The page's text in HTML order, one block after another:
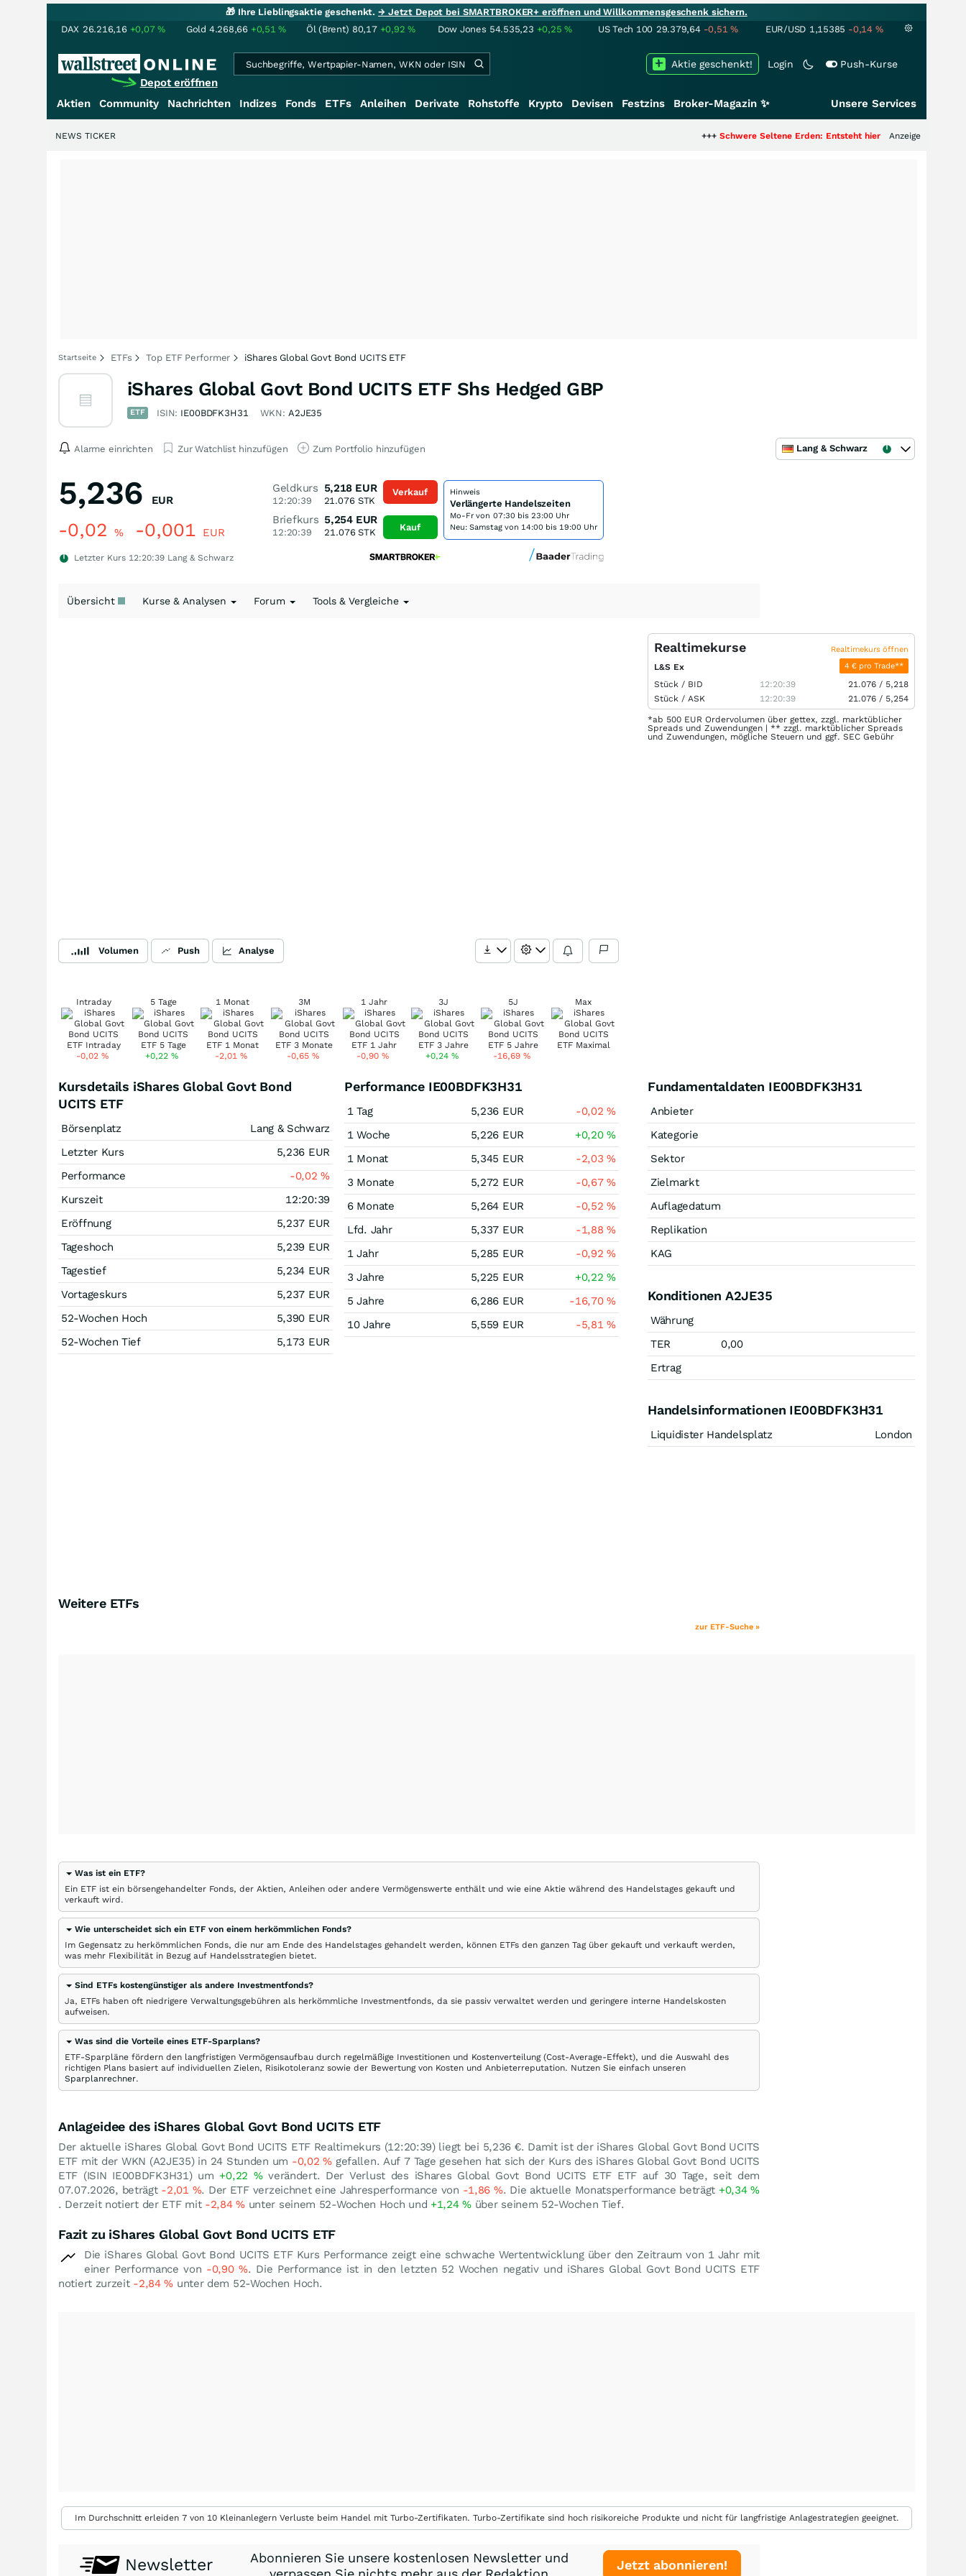
🎁 Ihre Lieblingsaktie geschenkt.→ Jetzt Depot bei SMARTBROKER+ eröffnen und Willkommensgeschenk sichern.
DAX 26.216,16 +0,07% Gold 4.268,66 +0,51% Öl (Brent) 80,17 +0,92% Dow Jones 54.535,23 +0,25% US Tech 100 29.379,64 -0,51% EUR/USD 1,15385 -0,14 %
Depot eröffnen
Login Push-Kurse
Aktie geschenkt!
Aktien Community Nachrichten Indizes Fonds ETFs Anleihen Derivate Rohstoffe Krypto Devisen Festzins Broker-Magazin ✨ Unsere Services
Schwere Seltene Erden: Entsteht hier die nächste Milliardenstory?
Anzeige
NEWS TICKER
Startseite ETFs Top ETF Performer iShares Global Govt Bond UCITS ETF
iShares Global Govt Bond UCITS ETF Shs Hedged GBP
ETF ISIN: IE00BDFK3H31 WKN: A2JE35
Alarme einrichten Zur Watchlist hinzufügen Zum Portfolio hinzufügen Lang & Schwarz
5,236 EUR
-0,02 % -0,001 EUR
Letzter Kurs 12:20:39 Lang & Schwarz
Geldkurs
12:20:39
5,218 EUR
21.076STK
Briefkurs
12:20:39
5,254 EUR
21.076STK
Verkauf
Kauf
Hinweis
Verlängerte Handelszeiten
Mo-Fr von 07:30 bis 23:00 Uhr
Neu: Samstag von 14:00 bis 19:00 Uhr
Übersicht Kurse & Analysen Forum Tools & Vergleiche
Volumen Push Analyse
Intraday
-0,02 %
5 Tage
+0,22%
1 Monat
-2,01%
3M
-0,65 %
1 Jahr
-0,90%
3J
+0,24 %
5J
-16,69 %
Max
Realtimekurse Realtimekurs öffnen
L&S Ex 4 € pro Trade**
Stück / BID 12:20:39 21.076 / 5,218
Stück / ASK 12:20:39 21.076 / 5,254
*ab 500 EUR Ordervolumen über gettex, zzgl. marktüblicher
Spreads und Zuwendungen | ** zzgl. marktüblicher Spreads
und Zuwendungen, mögliche Steuern und ggf. SEC Gebühr
Kursdetails iShares Global Govt Bond
UCITS ETF
Börsenplatz
Lang & Schwarz
Letzter Kurs
5,236 EUR
Performance
-0,02%
Kurszeit
12:20:39
Eröffnung
5,237 EUR
Tageshoch
5,239 EUR
Tagestief
5,234 EUR
Vortageskurs
5,237 EUR
52-Wochen Hoch
5,390 EUR
52-Wochen Tief
5,173 EUR
Performance IE00BDFK3H31
1 Tag 5,236 EUR -0,02%
1 Woche
5,226 EUR +0,20%
1 Monat
5,345 EUR -2,03%
3 Monate
5,272 EUR -0,67%
6 Monate
5,264 EUR -0,52%
Lfd. Jahr
5,337 EUR -1,88%
1 Jahr
5,285 EUR -0,92%
3 Jahre
5,225 EUR +0,22%
5 Jahre
6,286 EUR -16,70%
10 Jahre
5,559 EUR -5,81%
Fundamentaldaten IE00BDFK3H31
Anbieter
Kategorie
Sektor
Zielmarkt
Auflagedatum
Replikation
KAG
Konditionen A2JE35
Währung
TER
0,00
Ertrag
Handelsinformationen IE00BDFK3H31
Liquidister Handelsplatz London
Weitere ETFs
zur ETF-Suche »
Was ist ein ETF?
Ein ETF ist ein börsengehandelter Fonds, der Aktien, Anleihen oder andere Vermögenswerte enthält und wie eine Aktie während des Handelstages gekauft und
verkauft wird.
Wie unterscheidet sich ein ETF von einem herkömmlichen Fonds?
Im Gegensatz zu herkömmlichen Fonds, die nur am Ende des Handelstages gehandelt werden, können ETFs den ganzen Tag über gekauft und verkauft werden,
was mehr Flexibilität in Bezug auf Handelsstrategien bietet.
Sind ETFs kostengünstiger als andere Investmentfonds?
Ja, ETFs haben oft niedrigere Verwaltungsgebühren als herkömmliche Investmentfonds, da sie passiv verwaltet werden und geringere interne Handelskosten
aufweisen.
Was sind die Vorteile eines ETF-Sparplans?
ETF-Sparpläne fördern den langfristigen Vermögensaufbau durch regelmäßige Investitionen und Kostenverteilung (Cost-Average-Effekt), und die Auswahl des
richtigen Plans basiert auf individuellen Zielen, Risikotoleranz sowie der Bewertung von Kosten und Anbieterreputation. Nutzen Sie einfach unseren
Sparplanrechner.
Anlageidee des iShares Global Govt Bond UCITS ETF
Der aktuelle iShares Global Govt Bond UCITS ETF Realtimekurs (12:20:39) liegt bei 5,236 €. Damit ist der iShares Global Govt Bond UCITS
ETF mit der WKN (A2JE35) in 24 Stunden um -0,02% gefallen. Auf 7 Tage gesehen hat sich der Kurs des iShares Global Govt Bond UCITS
ETF (ISIN IE00BDFK3H31) um +0,22 %verändert. Der Verlust des iShares Global Govt Bond UCITS ETF ETF auf 30 Tage, seit dem
07.07.2026, beträgt -2,01 %. Der ETF verzeichnet eine Jahresperformance von -1,86 %. Die aktuelle Monatsperformance beträgt +0,34%
. Derzeit notiert der ETF mit -2,84%unter seinem 52-Wochen Hoch und +1,24%über seinem 52-Wochen Tief.
Fazit zu iShares Global Govt Bond UCITS ETF
Die iShares Global Govt Bond UCITS ETF Kurs Performance zeigt eine schwache Wertentwicklung über den Zeitraum von 1 Jahr mit
einer Performance von -0,90%. Die Performance ist in den letzten 52 Wochen negativ und iShares Global Govt Bond UCITS ETF
notiert zurzeit -2,84% unter dem 52-Wochen Hoch.
Im Durchschnitt erleiden 7 von 10 Kleinanlegern Verluste beim Handel mit Turbo-Zertifikaten. Turbo-Zertifikate sind hoch risikoreiche Produkte und nicht für langfristige Anlagestrategien geeignet.
Newsletter
Abonnieren Sie unsere kostenlosen Newsletter und
Jetzt abonnieren!